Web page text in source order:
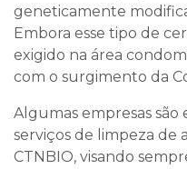
geneticamente
Embora esse tipo de
exigido na área
com o surgimento da
Algumas empresas são
serviços de limpeza de
CTNBIO, visando